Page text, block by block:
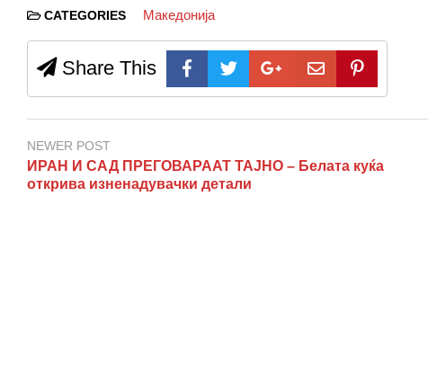
CATEGORIES Македонија
Share This
NEWER POST
ИРАН И САД ПРЕГОВАРААТ ТАЈНО – Белата куќа
открива изненадувачки детали